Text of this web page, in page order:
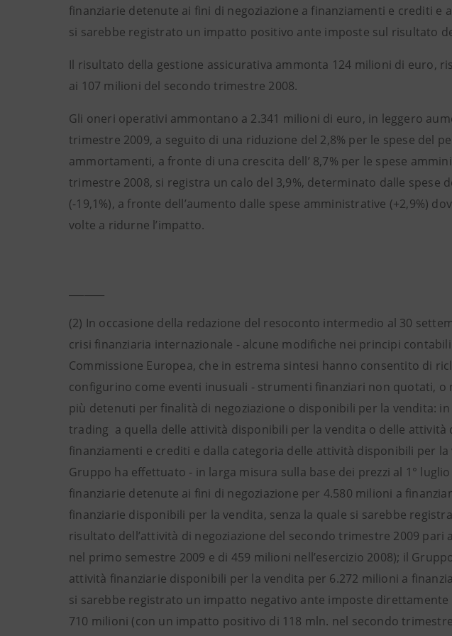
finanziarie detenute ai fini di negoziazione a finanziamenti e crediti
si sarebbe registrato un impatto positivo ante imposte sul risultato
Il risultato della gestione assicurativa ammonta 124 milioni di euro,
ai 107 milioni del secondo trimestre 2008.
Gli oneri operativi ammontano a 2.341 milioni di euro, in leggero
trimestre 2009, a seguito di una riduzione del 2,8% per le spese del
ammortamenti, a fronte di una crescita dell’ 8,7% per le spese
trimestre 2008, si registra un calo del 3,9%, determinato dalle spese
(-19,1%), a fronte dell’aumento dalle spese amministrative (+2,9%)
volte a ridurne l’impatto.
(2) In occasione della redazione del resoconto intermedio al 30
crisi finanziaria internazionale - alcune modifiche nei principi
Commissione Europea, che in estrema sintesi hanno consentito di
configurino come eventi inusuali - strumenti finanziari non quotati,
più detenuti per finalità di negoziazione o disponibili per la vendita:
trading a quella delle attività disponibili per la vendita o delle attività
finanziamenti e crediti e dalla categoria delle attività disponibili per
Gruppo ha effettuato - in larga misura sulla base dei prezzi al 1°
finanziarie detenute ai fini di negoziazione per 4.580 milioni a
finanziarie disponibili per la vendita, senza la quale si sarebbe
risultato dell’attività di negoziazione del secondo trimestre 2009
nel primo semestre 2009 e di 459 milioni nell’esercizio 2008); il
attività finanziarie disponibili per la vendita per 6.272 milioni a
si sarebbe registrato un impatto negativo ante imposte
710 milioni (con un impatto positivo di 118 mln. nel secondo